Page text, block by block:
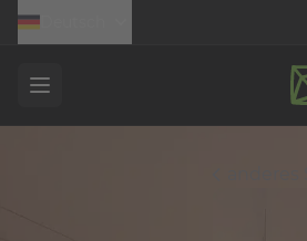
Open menu